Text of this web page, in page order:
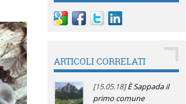
ARTICOLI CORRELATI
[15.05.18]È Sappada il
primo comune